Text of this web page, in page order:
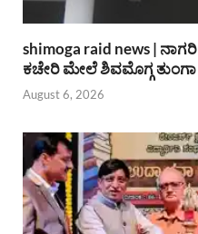
shimoga raid news |
ಕಚೇರಿ ಮೇಲೆ ಶಿವಮೊಗ್ಗ
August 6, 2026